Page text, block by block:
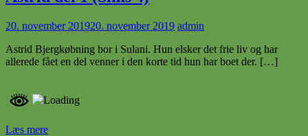
20. november 201920. november 2019 admin
Astrid Bjergkøbning bor i Sulani. Hun elsker det frie liv og har
allerede fået en del venner i den korte tid hun har boet der. […]
Læs mere